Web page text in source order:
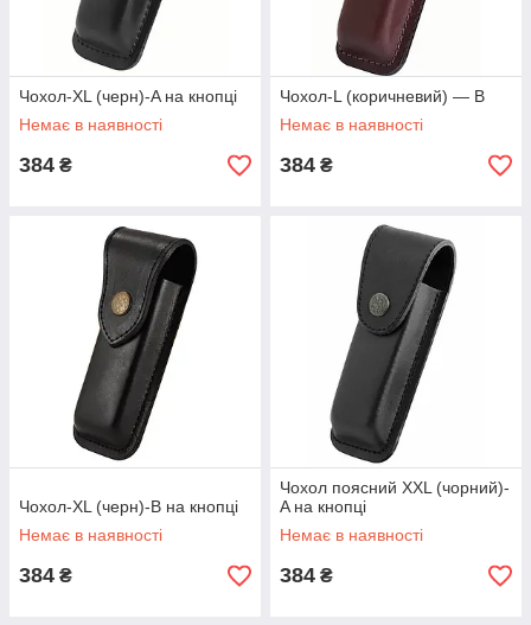
Чохол-XL (черн)-A на кнопці
Немає в наявності
384 ₴
Чохол-L (коричневий) — В
Немає в наявності
384 ₴
Чохол-XL (черн)-B на кнопці
Немає в наявності
384 ₴
Чохол поясний XXL (чорний)-
A на кнопці
Немає в наявності
384 ₴